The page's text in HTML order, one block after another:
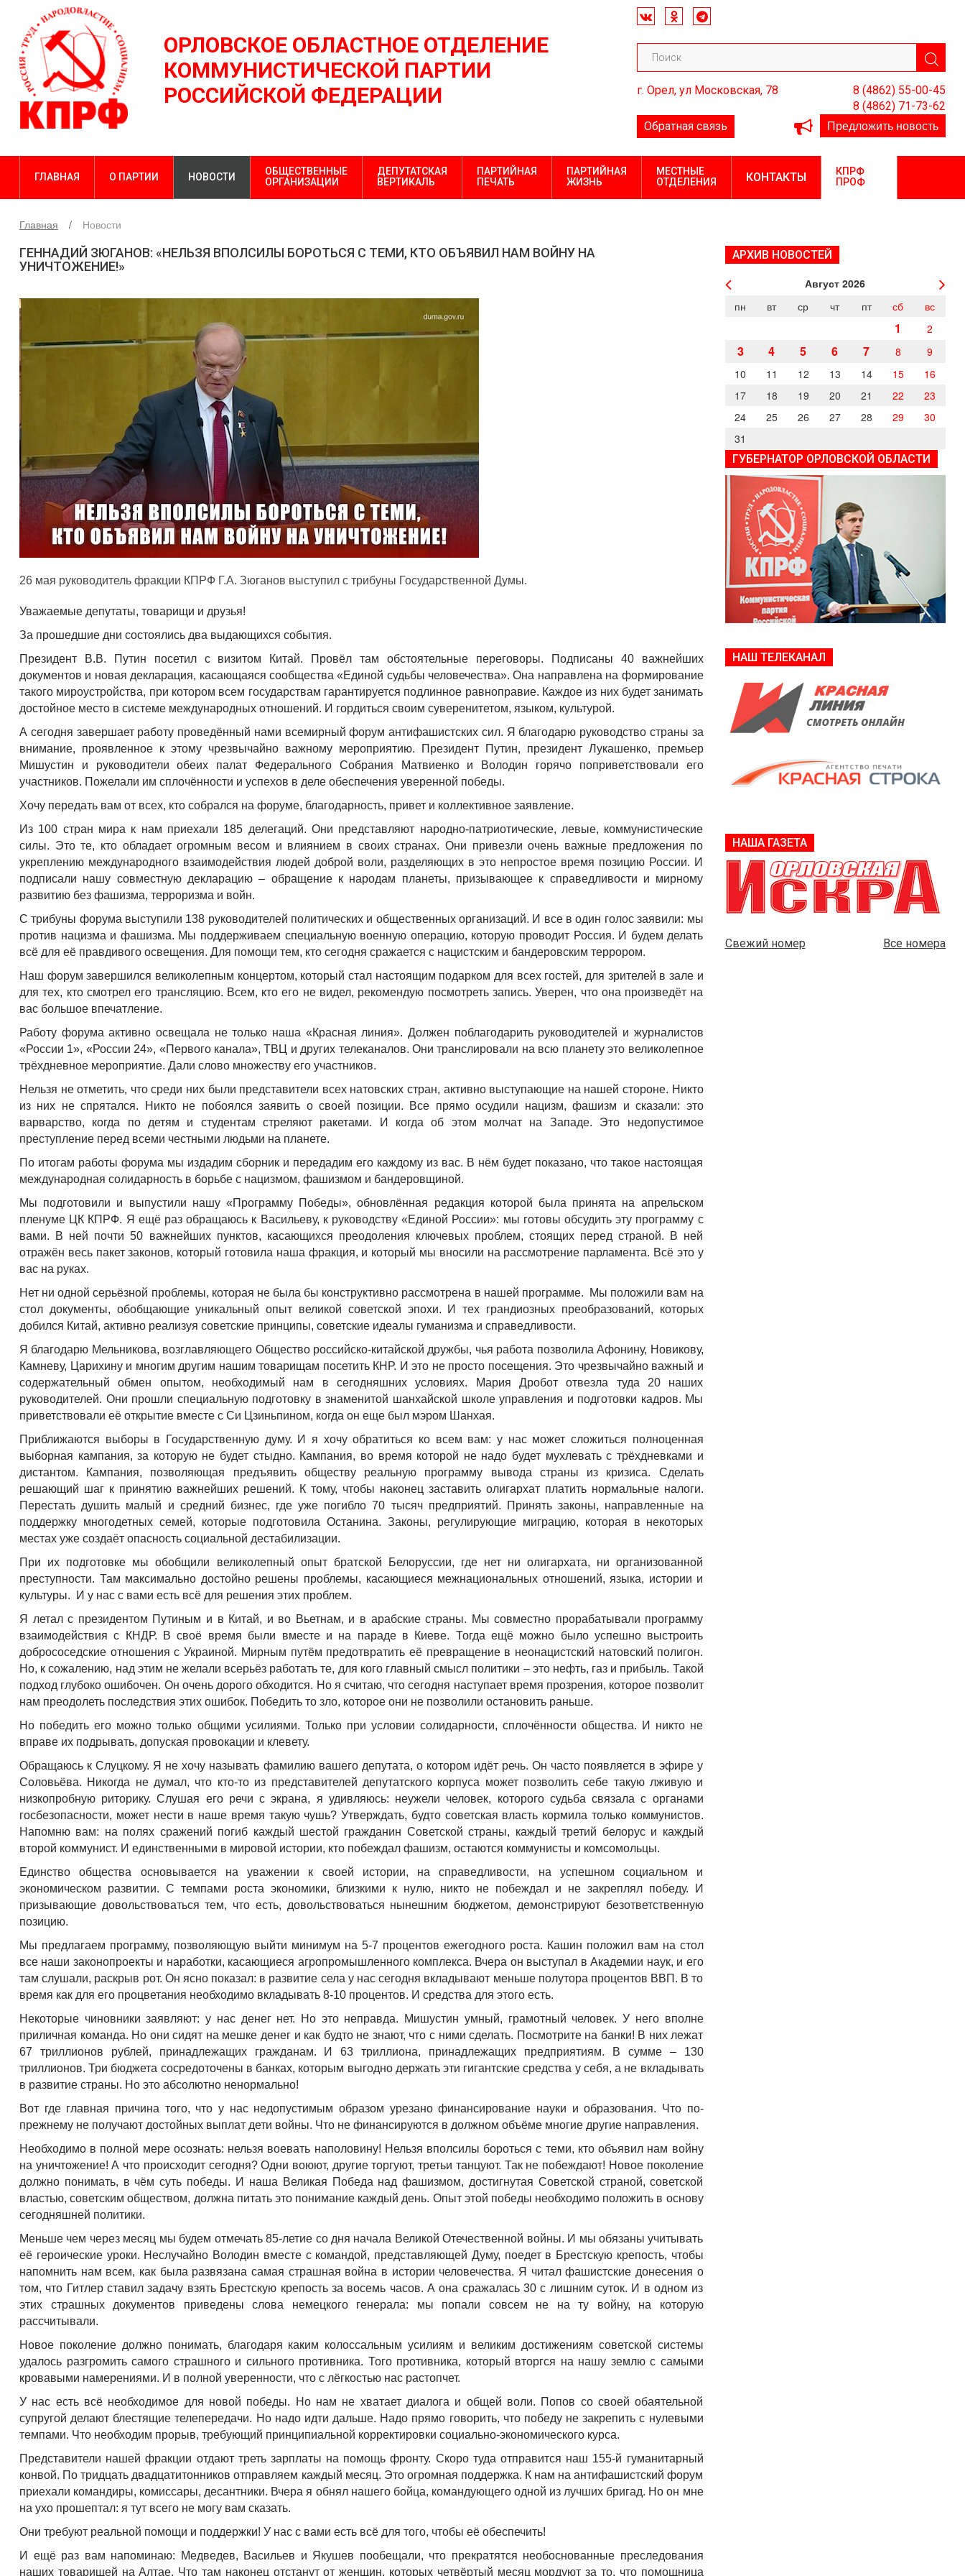
ОРЛОВСКОЕ ОБЛАСТНОЕ ОТДЕЛЕНИЕ
КОММУНИСТИЧЕСКОЙ ПАРТИИ
РОССИЙСКОЙ ФЕДЕРАЦИИ
г. Орел, ул Московская, 78
Обратная связь
8 (4862) 55-00-45
8 (4862) 71-73-62
Предложить новость
ГЛАВНАЯ О ПАРТИИ НОВОСТИ
ОБЩЕСТВЕННЫЕ
ОРГАНИЗАЦИИ
ДЕПУТАТСКАЯ
ВЕРТИКАЛЬ
ПАРТИЙНАЯ
ПЕЧАТЬ
ПАРТИЙНАЯ
ЖИЗНЬ
МЕСТНЫЕ
ОТДЕЛЕНИЯ
КОНТАКТЫ
КПРФ
ПРОФ
Главная Новости
ГЕННАДИЙ ЗЮГАНОВ: «НЕЛЬЗЯ ВПОЛСИЛЫ БОРОТЬСЯ С ТЕМИ, КТО ОБЪЯВИЛ НАМ ВОЙНУ НА
УНИЧТОЖЕНИЕ!»
26 мая руководитель фракции КПРФ Г.А. Зюганов выступил с трибуны Государственной Думы.
Уважаемые депутаты, товарищи и друзья!
За прошедшие дни состоялись два выдающихся события.
Президент В.В. Путин посетил с визитом Китай. Провёл там обстоятельные переговоры. Подписаны 40 важнейших
документов и новая декларация, касающаяся сообщества «Единой судьбы человечества». Она направлена на формирование
такого мироустройства, при котором всем государствам гарантируется подлинное равноправие. Каждое из них будет занимать
достойное место в системе международных отношений. И гордиться своим суверенитетом, языком, культурой.
А сегодня завершает работу проведённый нами всемирный форум антифашистских сил. Я благодарю руководство страны за
внимание, проявленное к этому чрезвычайно важному мероприятию. Президент Путин, президент Лукашенко, премьер
Мишустин и руководители обеих палат Федерального Собрания Матвиенко и Володин горячо поприветствовали его
участников. Пожелали им сплочённости и успехов в деле обеспечения уверенной победы.
Хочу передать вам от всех, кто собрался на форуме, благодарность, привет и коллективное заявление.
Из 100 стран мира к нам приехали 185 делегаций. Они представляют народно-патриотические, левые, коммунистические
силы. Это те, кто обладает огромным весом и влиянием в своих странах. Они привезли очень важные предложения по
укреплению международного взаимодействия людей доброй воли, разделяющих в это непростое время позицию России. И
подписали нашу совместную декларацию – обращение к народам планеты, призывающее к справедливости и мирному
развитию без фашизма, терроризма и войн.
С трибуны форума выступили 138 руководителей политических и общественных организаций. И все в один голос заявили: мы
против нацизма и фашизма. Мы поддерживаем специальную военную операцию, которую проводит Россия. И будем делать
всё для её правдивого освещения. Для помощи тем, кто сегодня сражается с нацистским и бандеровским террором.
Наш форум завершился великолепным концертом, который стал настоящим подарком для всех гостей, для зрителей в зале и
для тех, кто смотрел его трансляцию. Всем, кто его не видел, рекомендую посмотреть запись. Уверен, что она произведёт на
вас большое впечатление.
Работу форума активно освещала не только наша «Красная линия». Должен поблагодарить руководителей и журналистов
«России 1», «России 24», «Первого канала», ТВЦ и других телеканалов. Они транслировали на всю планету это великолепное
трёхдневное мероприятие. Дали слово множеству его участников.
Нельзя не отметить, что среди них были представители всех натовских стран, активно выступающие на нашей стороне. Никто
из них не спрятался. Никто не побоялся заявить о своей позиции. Все прямо осудили нацизм, фашизм и сказали: это
варварство, когда по детям и студентам стреляют ракетами. И когда об этом молчат на Западе. Это недопустимое
преступление перед всеми честными людьми на планете.
По итогам работы форума мы издадим сборник и передадим его каждому из вас. В нём будет показано, что такое настоящая
международная солидарность в борьбе с нацизмом, фашизмом и бандеровщиной.
Мы подготовили и выпустили нашу «Программу Победы», обновлённая редакция которой была принята на апрельском
пленуме ЦК КПРФ. Я ещё раз обращаюсь к Васильеву, к руководству «Единой России»: мы готовы обсудить эту программу с
вами. В ней почти 50 важнейших пунктов, касающихся преодоления ключевых проблем, стоящих перед страной. В ней
отражён весь пакет законов, который готовила наша фракция, и который мы вносили на рассмотрение парламента. Всё это у
вас на руках.
Нет ни одной серьёзной проблемы, которая не была бы конструктивно рассмотрена в нашей программе. Мы положили вам на
стол документы, обобщающие уникальный опыт великой советской эпохи. И тех грандиозных преобразований, которых
добился Китай, активно реализуя советские принципы, советские идеалы гуманизма и справедливости.
Я благодарю Мельникова, возглавляющего Общество российско-китайской дружбы, чья работа позволила Афонину, Новикову,
Камневу, Царихину и многим другим нашим товарищам посетить КНР. И это не просто посещения. Это чрезвычайно важный и
содержательный обмен опытом, необходимый нам в сегодняшних условиях. Мария Дробот отвезла туда 20 наших
руководителей. Они прошли специальную подготовку в знаменитой шанхайской школе управления и подготовки кадров. Мы
приветствовали её открытие вместе с Си Цзиньпином, когда он еще был мэром Шанхая.
Приближаются выборы в Государственную думу. И я хочу обратиться ко всем вам: у нас может сложиться полноценная
выборная кампания, за которую не будет стыдно. Кампания, во время которой не надо будет мухлевать с трёхдневками и
дистантом. Кампания, позволяющая предъявить обществу реальную программу вывода страны из кризиса. Сделать
решающий шаг к принятию важнейших решений. К тому, чтобы наконец заставить олигархат платить нормальные налоги.
Перестать душить малый и средний бизнес, где уже погибло 70 тысяч предприятий. Принять законы, направленные на
поддержку многодетных семей, которые подготовила Останина. Законы, регулирующие миграцию, которая в некоторых
местах уже создаёт опасность социальной дестабилизации.
При их подготовке мы обобщили великолепный опыт братской Белоруссии, где нет ни олигархата, ни организованной
преступности. Там максимально достойно решены проблемы, касающиеся межнациональных отношений, языка, истории и
культуры. И у нас с вами есть всё для решения этих проблем.
Я летал с президентом Путиным и в Китай, и во Вьетнам, и в арабские страны. Мы совместно прорабатывали программу
взаимодействия с КНДР. В своё время были вместе и на параде в Киеве. Тогда ещё можно было успешно выстроить
добрососедские отношения с Украиной. Мирным путём предотвратить её превращение в неонацистский натовский полигон.
Но, к сожалению, над этим не желали всерьёз работать те, для кого главный смысл политики – это нефть, газ и прибыль. Такой
подход глубоко ошибочен. Он очень дорого обходится. Но я считаю, что сегодня наступает время прозрения, которое позволит
нам преодолеть последствия этих ошибок. Победить то зло, которое они не позволили остановить раньше.
Но победить его можно только общими усилиями. Только при условии солидарности, сплочённости общества. И никто не
вправе их подрывать, допуская провокации и клевету.
Обращаюсь к Слуцкому. Я не хочу называть фамилию вашего депутата, о котором идёт речь. Он часто появляется в эфире у
Соловьёва. Никогда не думал, что кто-то из представителей депутатского корпуса может позволить себе такую лживую и
низкопробную риторику. Слушая его речи с экрана, я удивляюсь: неужели человек, которого судьба связала с органами
госбезопасности, может нести в наше время такую чушь? Утверждать, будто советская власть кормила только коммунистов.
Напомню вам: на полях сражений погиб каждый шестой гражданин Советской страны, каждый третий белорус и каждый
второй коммунист. И единственными в мировой истории, кто побеждал фашизм, остаются коммунисты и комсомольцы.
Единство общества основывается на уважении к своей истории, на справедливости, на успешном социальном и
экономическом развитии. С темпами роста экономики, близкими к нулю, никто не побеждал и не закреплял победу. И
призывающие довольствоваться тем, что есть, довольствоваться нынешним бюджетом, демонстрируют безответственную
позицию.
Мы предлагаем программу, позволяющую выйти минимум на 5-7 процентов ежегодного роста. Кашин положил вам на стол
все наши законопроекты и наработки, касающиеся агропромышленного комплекса. Вчера он выступал в Академии наук, и его
там слушали, раскрыв рот. Он ясно показал: в развитие села у нас сегодня вкладывают меньше полутора процентов ВВП. В то
время как для его процветания необходимо вкладывать 8-10 процентов. И средства для этого есть.
Некоторые чиновники заявляют: у нас денег нет. Но это неправда. Мишустин умный, грамотный человек. У него вполне
приличная команда. Но они сидят на мешке денег и как будто не знают, что с ними сделать. Посмотрите на банки! В них лежат
67 триллионов рублей, принадлежащих гражданам. И 63 триллиона, принадлежащих предприятиям. В сумме – 130
триллионов. Три бюджета сосредоточены в банках, которым выгодно держать эти гигантские средства у себя, а не вкладывать
в развитие страны. Но это абсолютно ненормально!
Вот где главная причина того, что у нас недопустимым образом урезано финансирование науки и образования. Что по-
прежнему не получают достойных выплат дети войны. Что не финансируются в должном объёме многие другие направления.
Необходимо в полной мере осознать: нельзя воевать наполовину! Нельзя вполсилы бороться с теми, кто объявил нам войну
на уничтожение! А что происходит сегодня? Одни воюют, другие торгуют, третьи танцуют. Так не побеждают! Новое поколение
должно понимать, в чём суть победы. И наша Великая Победа над фашизмом, достигнутая Советской страной, советской
властью, советским обществом, должна питать это понимание каждый день. Опыт этой победы необходимо положить в основу
сегодняшней политики.
Меньше чем через месяц мы будем отмечать 85-летие со дня начала Великой Отечественной войны. И мы обязаны учитывать
её героические уроки. Неслучайно Володин вместе с командой, представляющей Думу, поедет в Брестскую крепость, чтобы
напомнить нам всем, как была развязана самая страшная война в истории человечества. Я читал фашистские донесения о
том, что Гитлер ставил задачу взять Брестскую крепость за восемь часов. А она сражалась 30 с лишним суток. И в одном из
этих страшных документов приведены слова немецкого генерала: мы попали совсем не на ту войну, на которую
рассчитывали.
Новое поколение должно понимать, благодаря каким колоссальным усилиям и великим достижениям советской системы
удалось разгромить самого страшного и сильного противника. Того противника, который вторгся на нашу землю с самыми
кровавыми намерениями. И в полной уверенности, что с лёгкостью нас растопчет.
У нас есть всё необходимое для новой победы. Но нам не хватает диалога и общей воли. Попов со своей обаятельной
супругой делают блестящие телепередачи. Но надо идти дальше. Надо прямо говорить, что победу не закрепить с нулевыми
темпами. Что необходим прорыв, требующий принципиальной корректировки социально-экономического курса.
Представители нашей фракции отдают треть зарплаты на помощь фронту. Скоро туда отправится наш 155-й гуманитарный
конвой. По тридцать двадцатитонников отправляем каждый месяц. Это огромная поддержка. К нам на антифашистский форум
приехали командиры, комиссары, десантники. Вчера я обнял нашего бойца, командующего одной из лучших бригад. Но он мне
на ухо прошептал: я тут всего не могу вам сказать.
Они требуют реальной помощи и поддержки! У нас с вами есть всё для того, чтобы её обеспечить!
И ещё раз вам напоминаю: Медведев, Васильев и Якушев пообещали, что прекратятся необоснованные преследования
наших товарищей на Алтае. Что там наконец отстанут от женщин, которых четвёртый месяц мордуют за то, что помощница
АРХИВ НОВОСТЕЙ
Август 2026
пн
вт ср чт пт сб вс
1 2
3 4 5 6 7 8
9
10
11 12 13 14 15
16
17
18 19 20 21 22
23
24
25 26 27 28 29
30
31
ГУБЕРНАТОР ОРЛОВСКОЙ ОБЛАСТИ
НАШ ТЕЛЕКАНАЛ
НАША ГАЗЕТА
Свежий номер Все номера